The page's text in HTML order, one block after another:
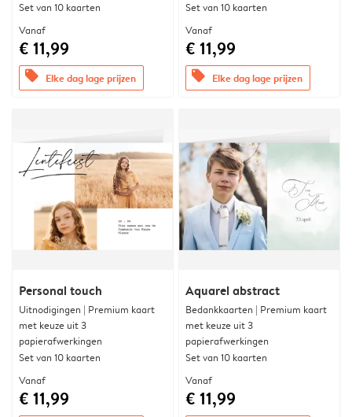
Set van 10 kaarten
Vanaf
€ 11,99
offers Elke dag lage prijzen
Set van 10 kaarten
Vanaf
€ 11,99
offers Elke dag lage prijzen
Personal touch
Uitnodigingen | Premium kaart
met keuze uit 3
papierafwerkingen
Set van 10 kaarten
Vanaf
€ 11,99
Aquarel abstract
Bedankkaarten | Premium kaart
met keuze uit 3
papierafwerkingen
Set van 10 kaarten
Vanaf
€ 11,99